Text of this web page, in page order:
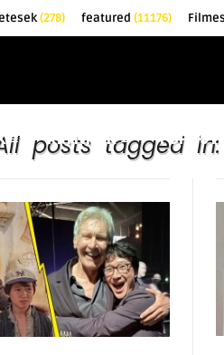
(278) featured (11176)
KRITIKÁK
posts tagged